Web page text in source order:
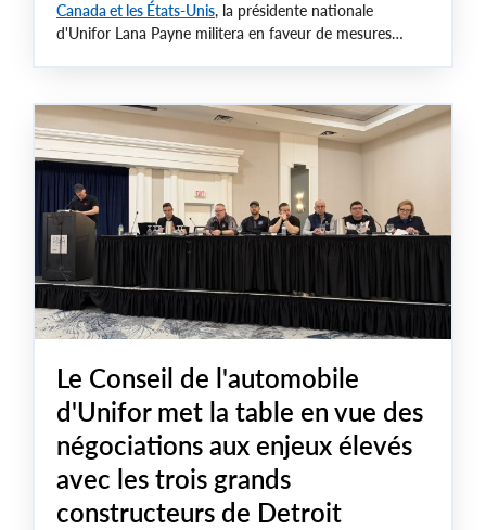
Canada et les États-Unis, la présidente nationale
d'Unifor Lana Payne militera en faveur de mesures
accordant la priorité aux intérêts des travailleuses et
travailleurs dans la stratégie industrielle canadienne.
Le Conseil de l'automobile
d'Unifor met la table en vue des
négociations aux enjeux élevés
avec les trois grands
constructeurs de Detroit